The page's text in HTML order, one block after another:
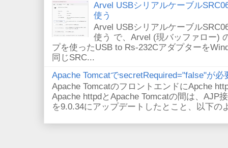
Arvel USBシリアルケーブル
使う
Arvel USBシリアルケーブル
使う で、Arvel (現バッファロー)
プを使ったUSB to Rs-232Cアダプターを
同じSRC...
Apache TomcatでsecretRequired="false"が必
Apache TomcatのフロントエンドにApche
Apache httpdとApache Tomcatの間は、AJP
を9.0.34にアップデートしたとこと、以下の